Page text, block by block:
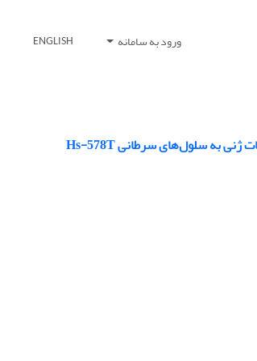
ورود به سامانه ENGLISH